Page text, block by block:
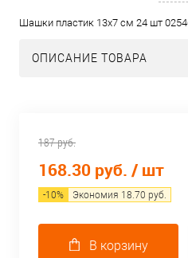
Шашки пластик 13х7 см 24 шт
ОПИСАНИЕ ТОВАРА
187 руб.
168.30 руб. / шт
-10% Экономия 18.70 руб.
В корзину